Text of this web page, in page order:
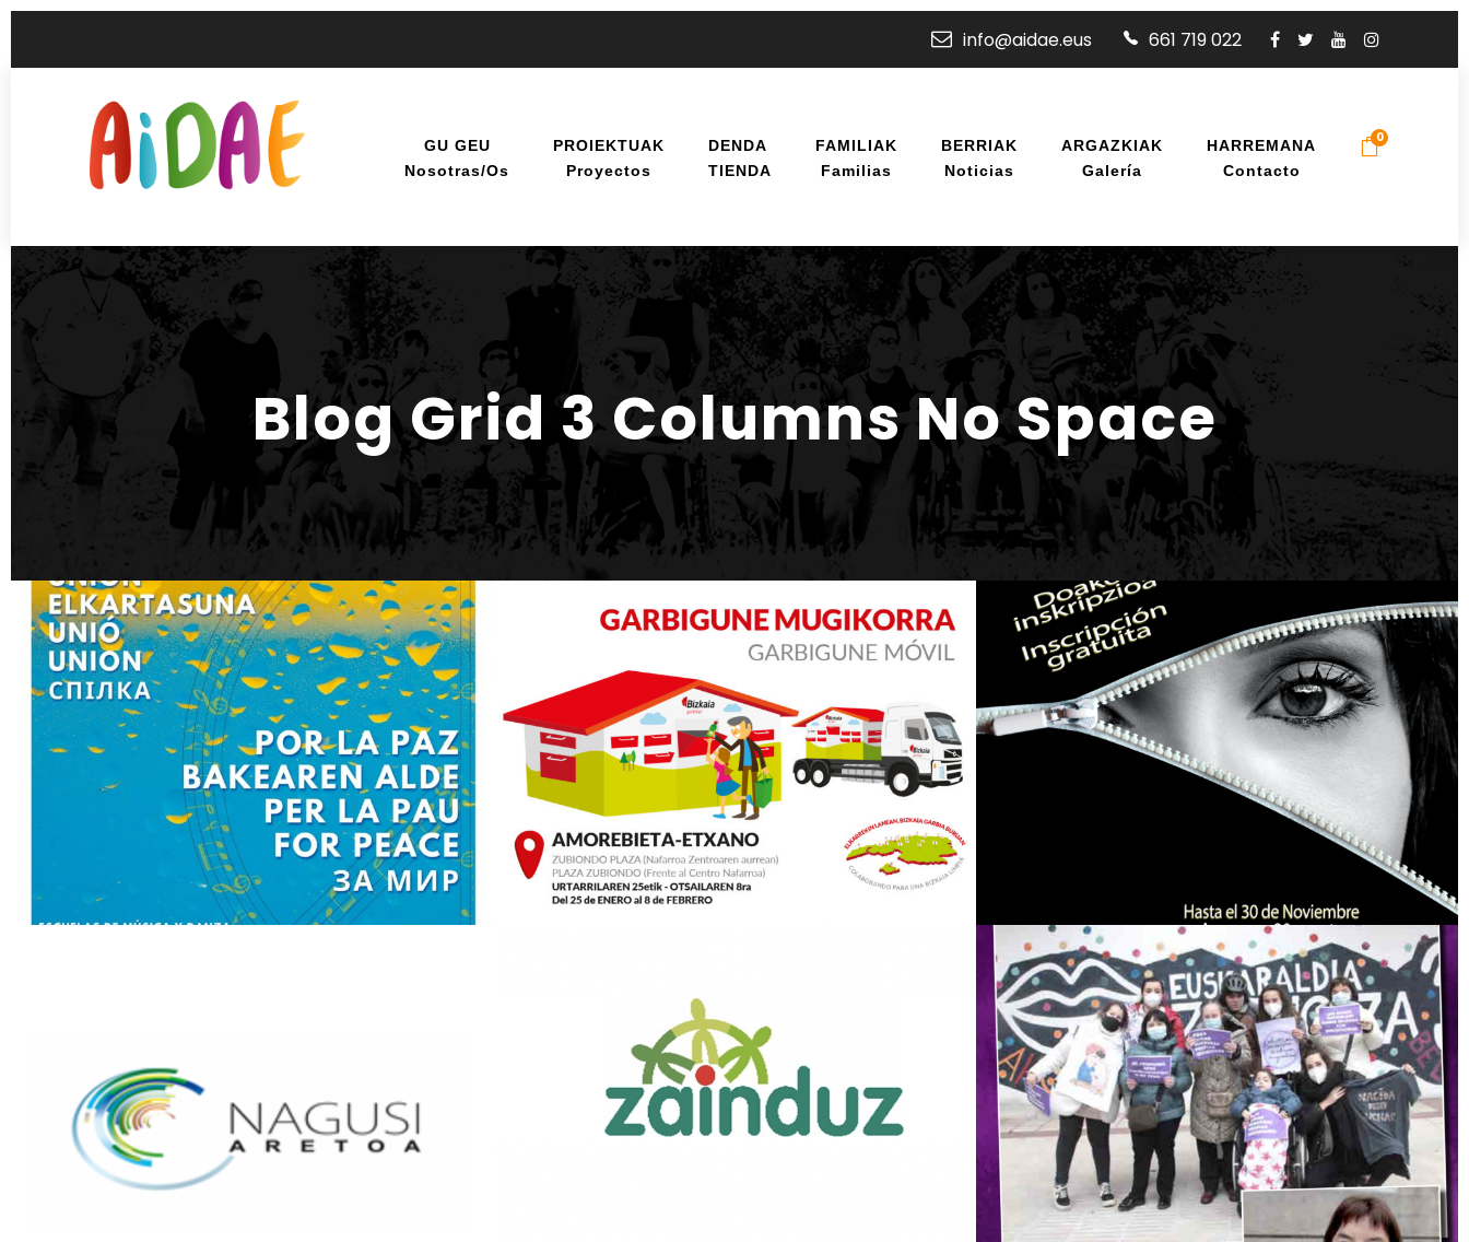
info@aidae.eus 661 719 022
GU GEU
Nosotras/os
PROIEKTUAK
Proyectos
DENDA
TIENDA
FAMILIAK
Familias
BERRIAK
Noticias
ARGAZKIAK
Galería
HARREMANA
Contacto
0
Blog Grid 3 Columns No Space